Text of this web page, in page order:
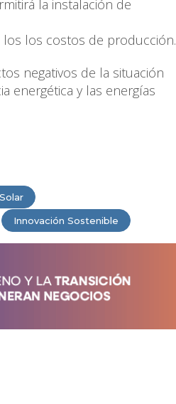
la instalación de
los los costos de producción.
negativos de la situación
energética y las energías
Innovación Sostenible